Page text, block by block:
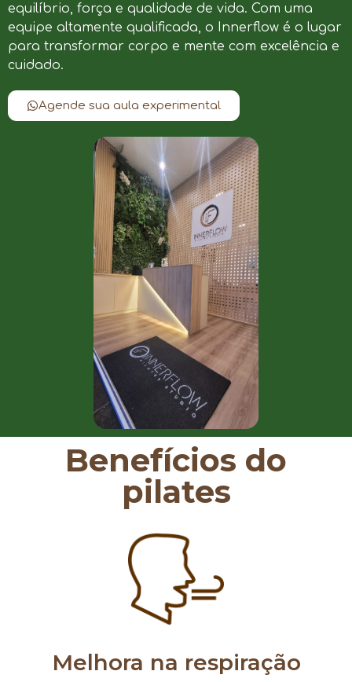
equilíbrio, força e qualidade de vida. Com uma
equipe altamente qualificada, o Innerflow é o lugar
para transformar corpo e mente com excelência e
cuidado.
Agende sua aula experimental
Benefícios do
pilates
Melhora na respiração